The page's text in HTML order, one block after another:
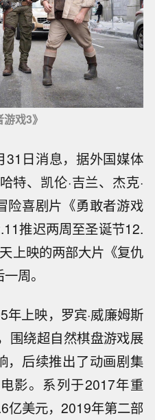
游戏3》
日消息，据外国媒体
特、凯伦·吉兰、杰克·
险喜剧片《勇敢者游戏
推迟两周至圣诞节12.
上映的两部大片《复仇
周。
上映，罗宾·威廉姆斯
围绕超自然棋盘游戏展
，后续推出了动画剧集
影。系列于2017年重
亿美元，2019年第二部